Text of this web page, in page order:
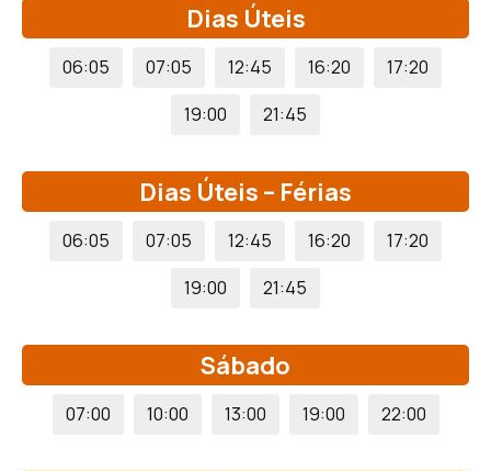
Dias Úteis
06:05 07:05 12:45 16:20
17:20
19:00
21:45
Dias Úteis – Férias
06:05 07:05 12:45 16:20
17:20
19:00
21:45
Sábado
07:00 10:00 13:00 19:00 22:00